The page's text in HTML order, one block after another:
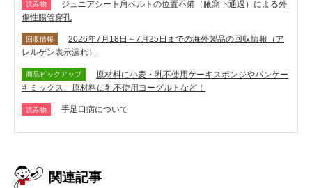
読み物
ジュニアシート肩ベルトの位置不備（腋窩下通過）による外
傷性腸管穿孔
回収情報
2026年7月18日～7月25日までの海外製品の回収情報（ア
レルゲン表示漏れ）
商品ピックアップ
原材料に小麦・乳不使用ケーキスポンジやパンケー
キミックス、原材料に乳不使用ヨーグルトなど！
読み物 手足口病について
関連記事